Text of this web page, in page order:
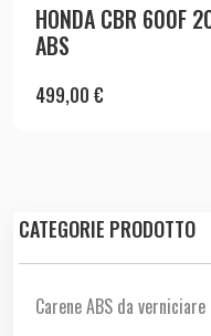
CATEGORIE PRODOTTO
Carene ABS da
HONDA CBR 600F
ABS
499,00 €